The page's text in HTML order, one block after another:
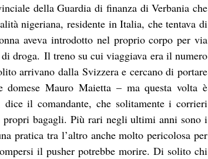
della Guardia di finanza di Verbania che
nigeriana, residente in Italia, che tentava di
aveva introdotto nel proprio corpo per via
droga. Il treno su cui viaggiava era il numero
arrivano dalla Svizzera e cercano di portare
Mauro Maietta – ma questa volta è
dice il comandante, che solitamente i corrieri
propri bagagli. Più rari negli ultimi anni sono i
pratica tra l’altro anche molto pericolosa per
il pusher potrebbe morire. Di solito chi